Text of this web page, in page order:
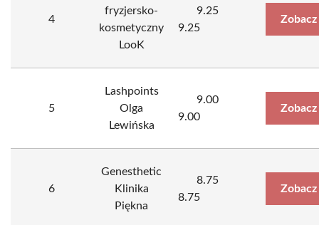
4
fryzjersko-
kosmetyczny
LooK
9.25
9.25
5
Lashpoints
Olga
Lewińska
9.00
9.00
6
Genesthetic
Klinika
Piękna
8.75
8.75